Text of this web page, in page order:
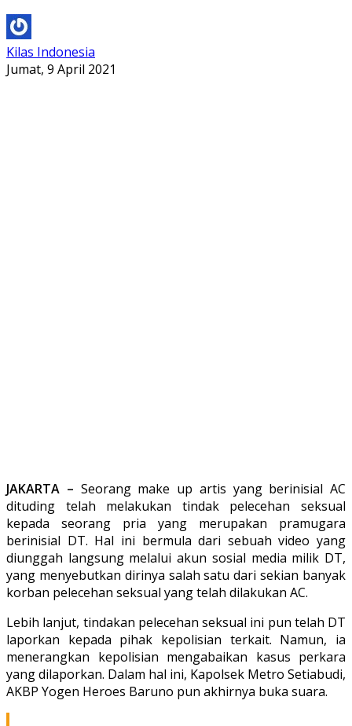
Kilas Indonesia
Jumat, 9 April 2021
JAKARTA – Seorang make up artis yang berinisial AC
dituding telah melakukan tindak pelecehan seksual
kepada seorang pria yang merupakan pramugara
berinisial DT. Hal ini bermula dari sebuah video yang
diunggah langsung melalui akun sosial media milik DT,
yang menyebutkan dirinya salah satu dari sekian banyak
korban pelecehan seksual yang telah dilakukan AC.
Lebih lanjut, tindakan pelecehan seksual ini pun telah DT
laporkan kepada pihak kepolisian terkait. Namun, ia
menerangkan kepolisian mengabaikan kasus perkara
yang dilaporkan. Dalam hal ini, Kapolsek Metro Setiabudi,
AKBP Yogen Heroes Baruno pun akhirnya buka suara.